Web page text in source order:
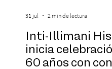
Inti-Illimani
inicia
60 años con
31 jul 2 min de lectura